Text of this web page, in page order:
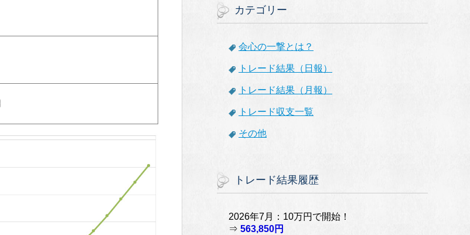
カテゴリー
会心の一撃とは？
トレード結果（日報）
トレード結果（月報）
トレード収支一覧
その他
トレード結果履歴
2026年7月：10万円で開始！
⇒ 563,850円